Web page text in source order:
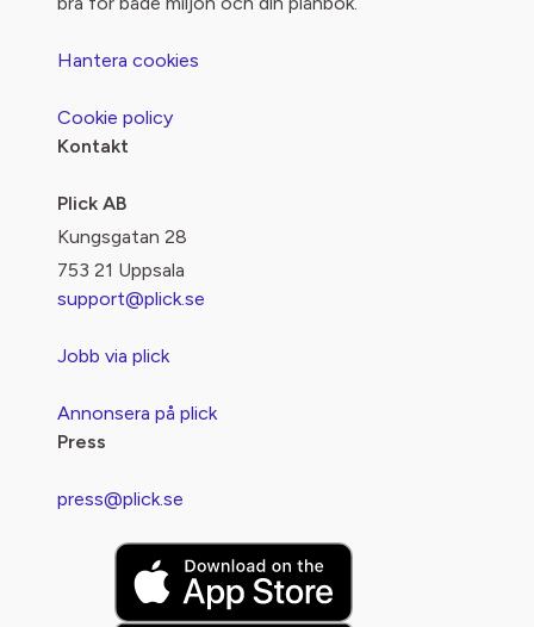
Hantera cookies
Cookie policy
Kontakt
Plick AB
Kungsgatan 28
753 21 Uppsala
support@plick.se
Jobb via plick
Annonsera på plick
Press
press@plick.se